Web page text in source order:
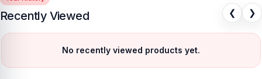
Recently Viewed ❮ ❯
No recently viewed products yet.